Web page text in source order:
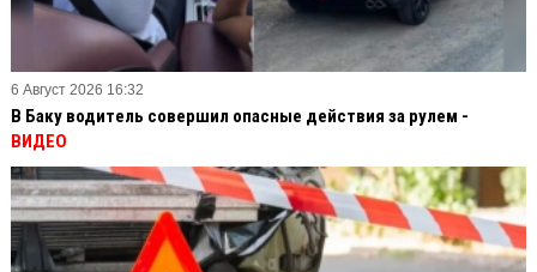
6 Август 2026 16:32
В Баку водитель совершил опасные действия за рулем -
ВИДЕО